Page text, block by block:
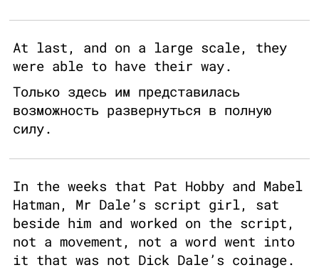
At last, and on a large scale, they
were able to have their way.
Только здесь им представилась
возможность развернуться в полную
силу.
In the weeks that Pat Hobby and Mabel
Hatman, Mr Dale’s script girl, sat
beside him and worked on the script,
not a movement, not a word went into
it that was not Dick Dale’s coinage.